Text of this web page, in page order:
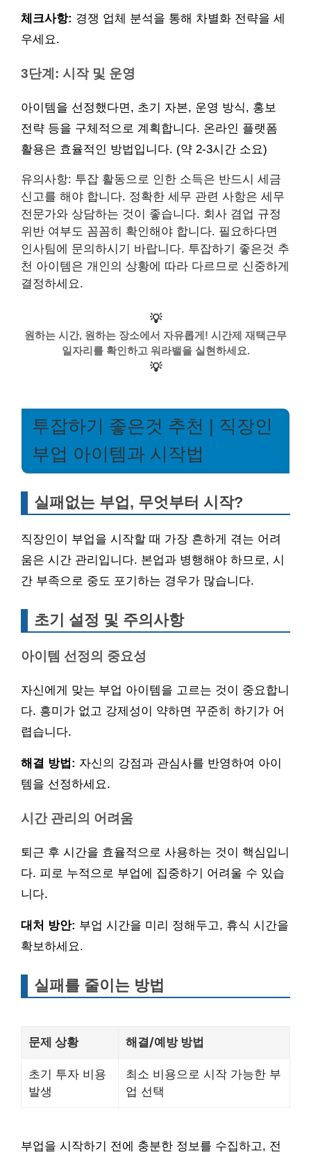
체크사항: 경쟁 업체 분석을 통해 차별화 전략을 세
우세요.
3단계: 시작 및 운영
아이템을 선정했다면, 초기 자본, 운영 방식, 홍보
전략 등을 구체적으로 계획합니다. 온라인 플랫폼
활용은 효율적인 방법입니다. (약 2-3시간 소요)
유의사항: 투잡 활동으로 인한 소득은 반드시 세금
신고를 해야 합니다. 정확한 세무 관련 사항은 세무
전문가와 상담하는 것이 좋습니다. 회사 겸업 규정
위반 여부도 꼼꼼히 확인해야 합니다. 필요하다면
인사팀에 문의하시기 바랍니다. 투잡하기 좋은것 추
천 아이템은 개인의 상황에 따라 다르므로 신중하게
결정하세요.
💡
원하는 시간, 원하는 장소에서 자유롭게! 시간제 재택근무
일자리를 확인하고 워라밸을 실현하세요.
💡
투잡하기 좋은것 추천 | 직장인
부업 아이템과 시작법
실패없는 부업, 무엇부터 시작?
직장인이 부업을 시작할 때 가장 흔하게 겪는 어려
움은 시간 관리입니다. 본업과 병행해야 하므로, 시
간 부족으로 중도 포기하는 경우가 많습니다.
초기 설정 및 주의사항
아이템 선정의 중요성
자신에게 맞는 부업 아이템을 고르는 것이 중요합니
다. 흥미가 없고 강제성이 약하면 꾸준히 하기가 어
렵습니다.
해결 방법: 자신의 강점과 관심사를 반영하여 아이
템을 선정하세요.
시간 관리의 어려움
퇴근 후 시간을 효율적으로 사용하는 것이 핵심입니
다. 피로 누적으로 부업에 집중하기 어려울 수 있습
니다.
대처 방안: 부업 시간을 미리 정해두고, 휴식 시간을
확보하세요.
실패를 줄이는 방법
문제 상황 해결/예방 방법
초기 투자 비용
발생
최소 비용으로 시작 가능한 부
업 선택
부업을 시작하기 전에 충분한 정보를 수집하고, 전